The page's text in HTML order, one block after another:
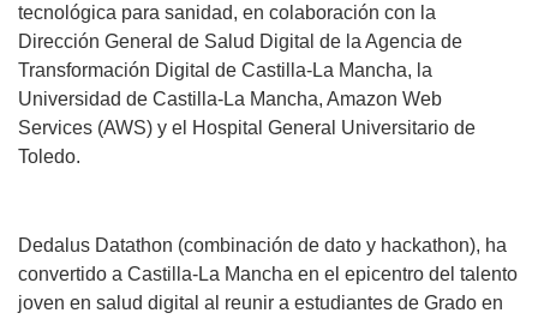
tecnológica para sanidad, en colaboración con la
Dirección General de Salud Digital de la Agencia de
Transformación Digital de Castilla-La Mancha, la
Universidad de Castilla-La Mancha, Amazon Web
Services (AWS) y el Hospital General Universitario de
Toledo.
Dedalus Datathon (combinación de dato y hackathon), ha
convertido a Castilla-La Mancha en el epicentro del talento
joven en salud digital al reunir a estudiantes de Grado en